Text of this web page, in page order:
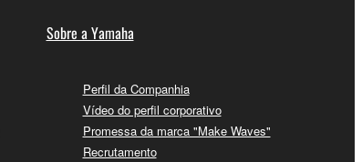
Sobre a Yamaha
Perfil da Companhia
Vídeo do perfil corporativo
Promessa da marca "Make Waves"
Recrutamento